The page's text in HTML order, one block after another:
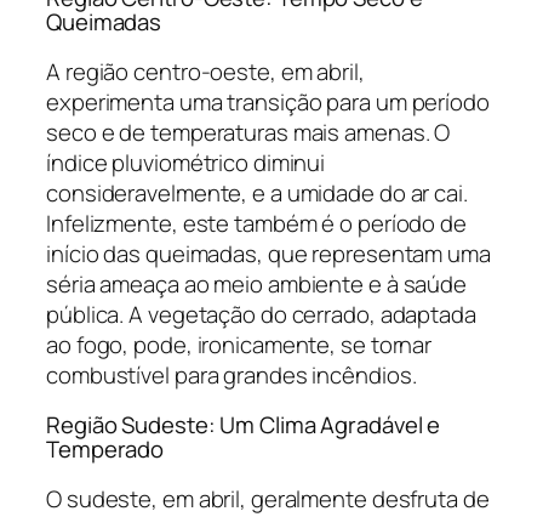
Queimadas
A região centro-oeste, em abril,
experimenta uma transição para um período
seco e de temperaturas mais amenas. O
índice pluviométrico diminui
consideravelmente, e a umidade do ar cai.
Infelizmente, este também é o período de
início das queimadas, que representam uma
séria ameaça ao meio ambiente e à saúde
pública. A vegetação do cerrado, adaptada
ao fogo, pode, ironicamente, se tornar
combustível para grandes incêndios.
Região Sudeste: Um Clima Agradável e
Temperado
O sudeste, em abril, geralmente desfruta de